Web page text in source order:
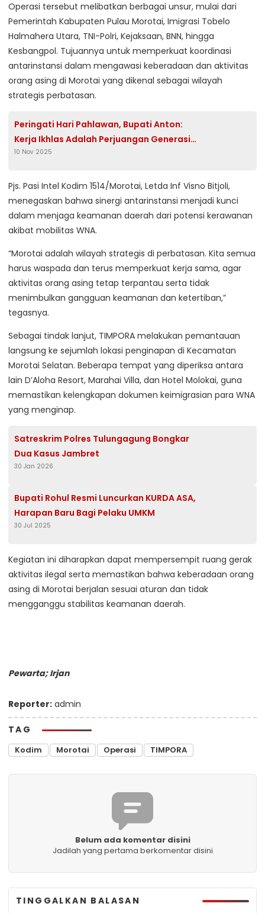
Operasi tersebut melibatkan berbagai unsur, mulai dari
Pemerintah Kabupaten Pulau Morotai, Imigrasi Tobelo
Halmahera Utara, TNI-Polri, Kejaksaan, BNN, hingga
Kesbangpol. Tujuannya untuk memperkuat koordinasi
antarinstansi dalam mengawasi keberadaan dan aktivitas
orang asing di Morotai yang dikenal sebagai wilayah
strategis perbatasan.
Peringati Hari Pahlawan, Bupati Anton:
Kerja Ikhlas Adalah Perjuangan Generasi
Masa Kini
10 Nov 2025
Pjs. Pasi Intel Kodim 1514/Morotai, Letda Inf Visno Bitjoli,
menegaskan bahwa sinergi antarinstansi menjadi kunci
dalam menjaga keamanan daerah dari potensi kerawanan
akibat mobilitas WNA.
“Morotai adalah wilayah strategis di perbatasan. Kita semua
harus waspada dan terus memperkuat kerja sama, agar
aktivitas orang asing tetap terpantau serta tidak
menimbulkan gangguan keamanan dan ketertiban,”
tegasnya.
Sebagai tindak lanjut, TIMPORA melakukan pemantauan
langsung ke sejumlah lokasi penginapan di Kecamatan
Morotai Selatan. Beberapa tempat yang diperiksa antara
lain D’Aloha Resort, Marahai Villa, dan Hotel Molokai, guna
memastikan kelengkapan dokumen keimigrasian para WNA
yang menginap.
Satreskrim Polres Tulungagung Bongkar
Dua Kasus Jambret
30 Jan 2026
Bupati Rohul Resmi Luncurkan KURDA ASA,
Harapan Baru Bagi Pelaku UMKM
30 Jul 2025
Kegiatan ini diharapkan dapat mempersempit ruang gerak
aktivitas ilegal serta memastikan bahwa keberadaan orang
asing di Morotai berjalan sesuai aturan dan tidak
mengganggu stabilitas keamanan daerah.
Pewarta; Irjan
Reporter: admin
TAG
Kodim Morotai Operasi TIMPORA
Belum ada komentar disini
Jadilah yang pertama berkomentar disini
TINGGALKAN BALASAN